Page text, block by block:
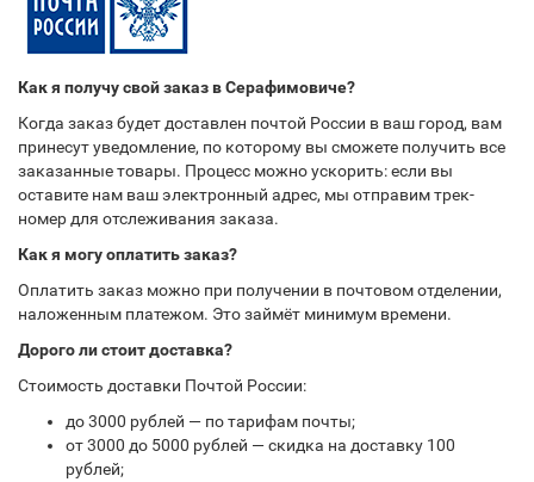
Как я получу свой заказ в Серафимовиче?
Когда заказ будет доставлен почтой России в ваш город, вам
принесут уведомление, по которому вы сможете получить все
заказанные товары. Процесс можно ускорить: если вы
оставите нам ваш электронный адрес, мы отправим трек-
номер для отслеживания заказа.
Как я могу оплатить заказ?
Оплатить заказ можно при получении в почтовом отделении,
наложенным платежом. Это займёт минимум времени.
Дорого ли стоит доставка?
Стоимость доставки Почтой России:
до 3000 рублей — по тарифам почты;
от 3000 до 5000 рублей — скидка на доставку 100
рублей;